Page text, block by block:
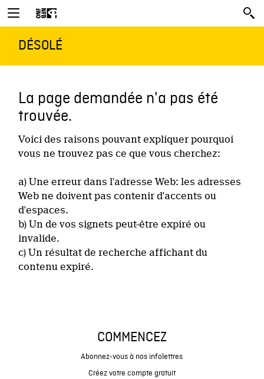
DÉSOLÉ
La page demandée n'a pas été
trouvée.
Voici des raisons pouvant expliquer pourquoi
vous ne trouvez pas ce que vous cherchez:
a) Une erreur dans l'adresse Web: les adresses
Web ne doivent pas contenir d'accents ou
d'espaces.
b) Un de vos signets peut-être expiré ou
invalide.
c) Un résultat de recherche affichant du
contenu expiré.
COMMENCEZ
Abonnez-vous à nos infolettres
Créez votre compte gratuit